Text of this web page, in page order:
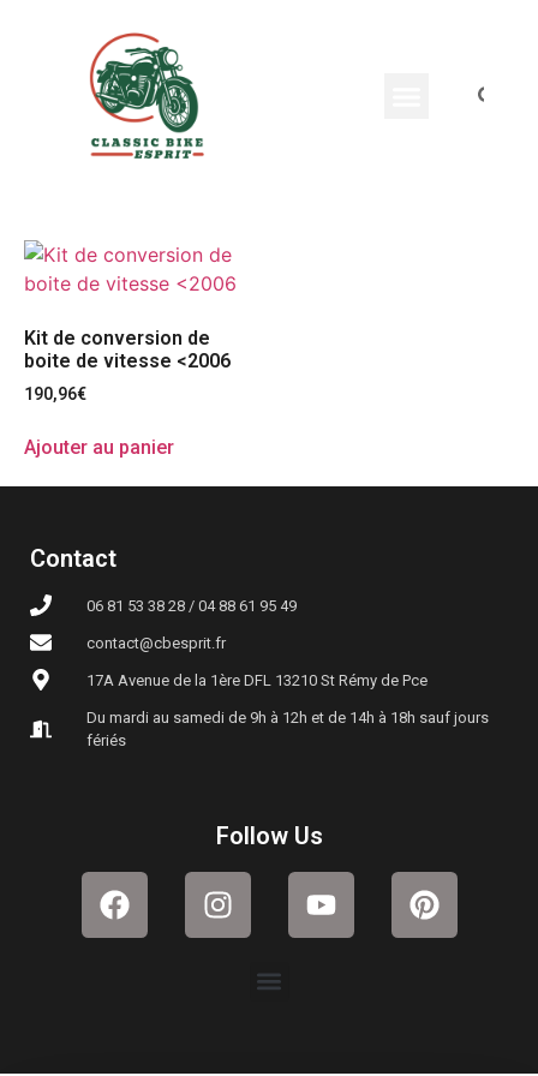
Kit de conversion de
boite de vitesse <2006
190,96€
Ajouter au panier
Contact
06 81 53 38 28 / 04 88 61 95 49
contact@cbesprit.fr
17A Avenue de la 1ère DFL 13210 St Rémy de Pce
Du mardi au samedi de 9h à 12h et de 14h à 18h sauf jours
fériés
Follow Us